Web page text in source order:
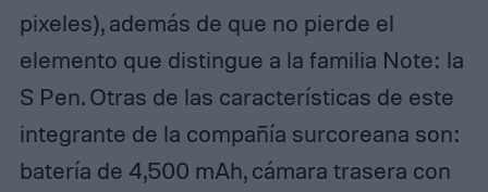
pixeles), además de que no pierde el
elemento que distingue a la familia Note: la
S Pen. Otras de las características de este
integrante de la compañía surcoreana son:
batería de 4,500 mAh, cámara trasera con